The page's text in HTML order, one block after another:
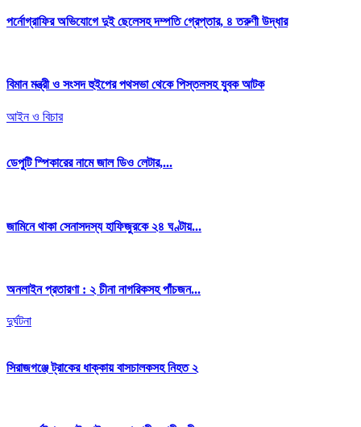
পর্নোগ্রাফির অভিযোগে দুই ছেলেসহ দম্পতি গ্রেপ্তার, ৪ তরুণী উদ্ধার
বিমান মন্ত্রী ও সংসদ হুইপের পথসভা থেকে পিস্তলসহ যুবক আটক
আইন ও বিচার
ডেপুটি স্পিকারের নামে জাল ডিও লেটার,...
জামিনে থাকা সেনাসদস্য হাফিজুরকে ২৪ ঘণ্টায়...
অনলাইন প্রতারণা : ২ চীনা নাগরিকসহ পাঁচজন...
দুর্ঘটনা
সিরাজগঞ্জে ট্রাকের ধাক্কায় বাসচালকসহ নিহত ২